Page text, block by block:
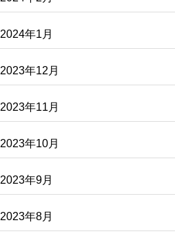
2024年1月
2023年12月
2023年11月
2023年10月
2023年9月
2023年8月